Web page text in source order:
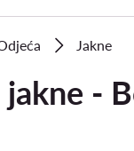
Jakne
-